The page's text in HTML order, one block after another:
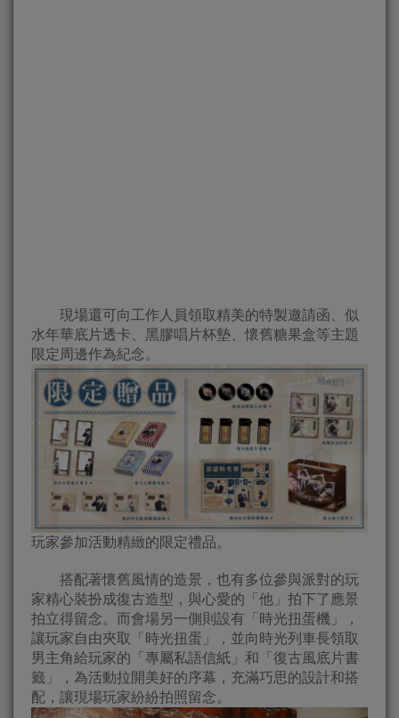
現場還可向工作人員領取精美的特製邀請函、似
水年華底片透卡、黑膠唱片杯墊、懷舊糖果盒等主題
限定周邊作為紀念。
玩家參加活動精緻的限定禮品。
搭配著懷舊風情的造景，也有多位參與派對的玩
家精心裝扮成復古造型，與心愛的「他」拍下了應景
拍立得留念。而會場另一側則設有「時光扭蛋機」，
讓玩家自由夾取「時光扭蛋」，並向時光列車長領取
男主角給玩家的「專屬私語信紙」和「復古風底片書
籤」，為活動拉開美好的序幕，充滿巧思的設計和搭
配，讓現場玩家紛紛拍照留念。